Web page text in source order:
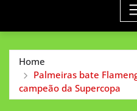
Home
Palmeiras bate
campeão da Supercopa